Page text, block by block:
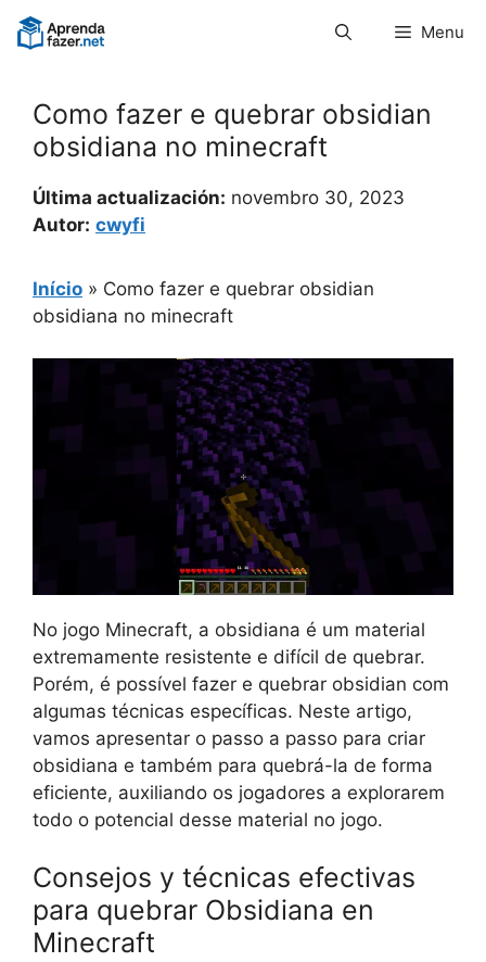
Pular
para
Menu
Como fazer e quebrar obsidian
obsidiana no minecraft
Última actualización: novembro 30, 2023
Autor: cwyfi
Início » Como fazer e quebrar obsidian
obsidiana no minecraft
No jogo Minecraft, a obsidiana é um material
extremamente resistente e difícil de quebrar.
Porém, é possível fazer e quebrar obsidian com
algumas técnicas específicas. Neste artigo,
vamos apresentar o passo a passo para criar
obsidiana e também para quebrá-la de forma
eficiente, auxiliando os jogadores a explorarem
todo o potencial desse material no jogo.
Consejos y técnicas efectivas
para quebrar Obsidiana en
Minecraft